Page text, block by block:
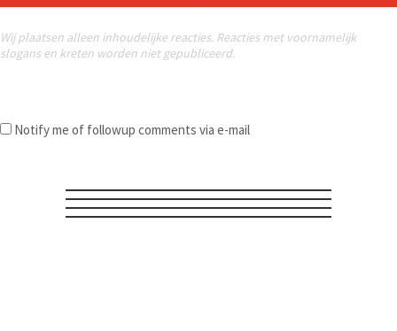
Wij plaatsen alleen inhoudelijke reacties. Reacties met voornamelijk
slogans en kreten worden niet gepubliceerd.
Notify me of followup comments via e-mail